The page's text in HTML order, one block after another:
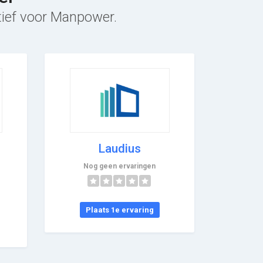
voor Manpower.
Laudius
Nog geen ervaringen
Plaats 1e ervaring